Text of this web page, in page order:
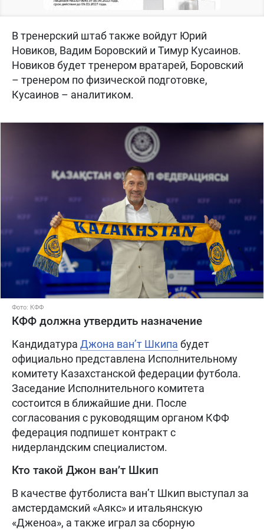
В тренерский штаб также войдут Юрий
Новиков, Вадим Боровский и Тимур Кусаинов.
Новиков будет тренером вратарей, Боровский
– тренером по физической подготовке,
Кусаинов – аналитиком.
Фото: КФФ
КФФ должна утвердить назначение
Кандидатура Джона ван’т Шкипа будет
официально представлена Исполнительному
комитету Казахстанской федерации футбола.
Заседание Исполнительного комитета
состоится в ближайшие дни. После
согласования с руководящим органом КФФ
федерация подпишет контракт с
нидерландским специалистом.
Кто такой Джон ван’т Шкип
В качестве футболиста ван’т Шкип выступал за
амстердамский «Аякс» и итальянскую
«Дженоа», а также играл за сборную